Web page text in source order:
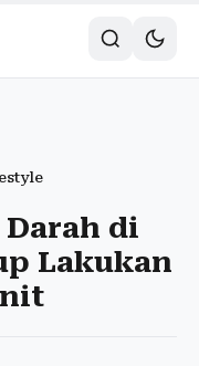
di
Lakukan